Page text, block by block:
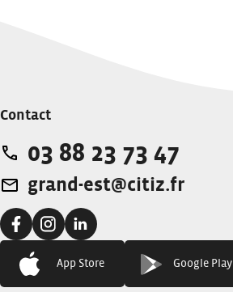
Contact
Téléphone:
03 88 23 73 47
Adresse e-mail:
grand-est@citiz.fr
Facebook:Instagram:Linkedin:
App Store Google Play